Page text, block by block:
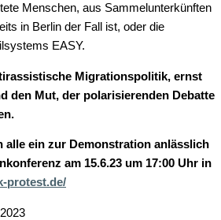
Menschen, aus Sammelunterkünften
in Berlin der Fall ist, oder die
EASY.
Migrationspolitik, ernst
den Mut, der polarisierenden Debatte
alle ein zur Demonstration anlässlich
am 15.6.23 um 17:00 Uhr in
protest.de/